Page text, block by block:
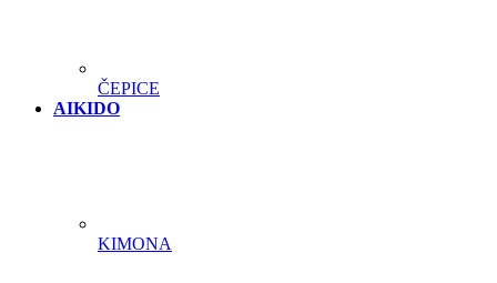
ČEPICE
AIKIDO
KIMONA